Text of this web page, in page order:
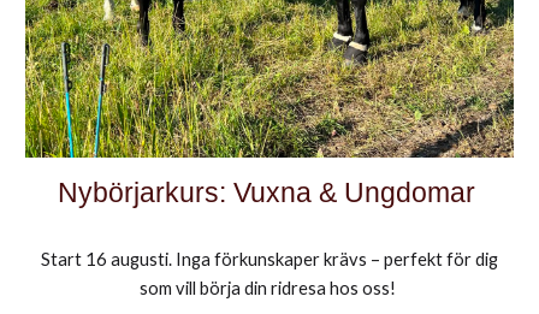
Nybörjarkurs: Vuxna & Ungdomar
Start 16 augusti. Inga förkunskaper krävs – perfekt för dig
som vill börja din ridresa hos oss!